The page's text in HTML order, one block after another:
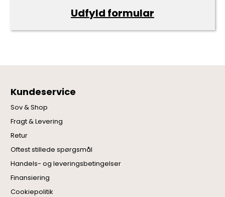
Udfyld formular
Kundeservice
Sov & Shop
Fragt & Levering
Retur
Oftest stillede spørgsmål
Handels- og leveringsbetingelser
Finansiering
Cookiepolitik